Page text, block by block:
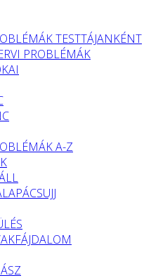
TESTTÁJANKÉNT
PROBLÉMÁK
A-Z